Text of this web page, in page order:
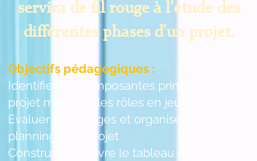
servira de fil rouge à l'étude des
différentes phases d'un projet.
Objectifs pédagogiques :
Identifier les composantes principales d'un
projet métier et les rôles en jeu
Evaluer les charges et organiser le
planning d'un projet
Construire et suivre le tableau de bord